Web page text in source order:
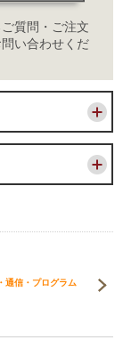
質問・ご注文
い合わせくだ
通信・プログラム